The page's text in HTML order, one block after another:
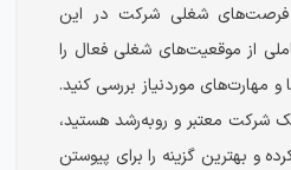
فرصت‌های شغلی شرکت در این
از موقعیت‌های شغلی فعال را
و مهارت‌های موردنیاز بررسی کنید.
شرکت معتبر و رو‌به‌رشد هستید،
و بهترین گزینه را برای پیوستن